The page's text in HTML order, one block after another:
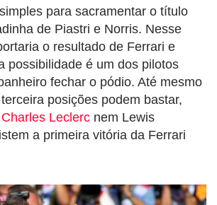
para sacramentar o título
de Piastri e Norris. Nesse
o resultado de Ferrari e
possibilidade é um dos pilotos
fechar o pódio. Até mesmo
posições podem bastar,
Charles Leclerc nem Lewis
a primeira vitória da Ferrari